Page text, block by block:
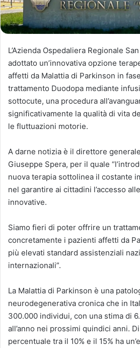
L’Azienda Ospedaliera Regionale
adottato un’innovativa opzione
affetti da Malattia di Parkinson in
trattamento Duodopa mediante
sottocute, una procedura
significativamente la qualità di vita
le fluttuazioni motorie.
A darne notizia è il direttore
Giuseppe Spera, per il quale
nuova terapia sottolinea il costante
nel garantire ai cittadini l’accesso
innovative.
Siamo fieri di poter offrire un
concretamente i pazienti affetti da
più elevati standard assistenziali
internazionali”.
La Malattia di Parkinson è una
neurodegenerativa cronica che in
300.000 individui, con una stima di
all’anno nei prossimi quindici anni.
percentuale tra il 10% e il 15% ha